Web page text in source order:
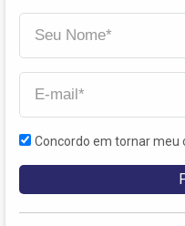
Concordo em tornar meu